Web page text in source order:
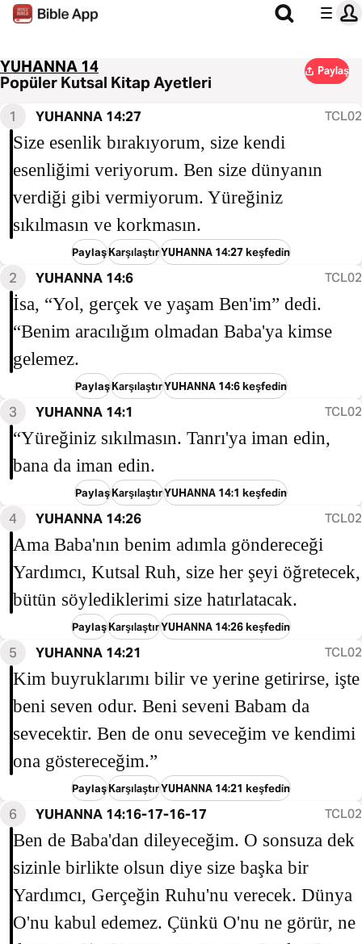
YUHANNA 14
Popüler Kutsal Kitap Ayetleri
Paylaş
1 YUHANNA 14:27 TCL02
Size esenlik bırakıyorum, size kendi
esenliğimi veriyorum. Ben size dünyanın
verdiği gibi vermiyorum. Yüreğiniz
sıkılmasın ve korkmasın.
PaylaşKarşılaştırYUHANNA 14:27 keşfedin
2 YUHANNA 14:6 TCL02
İsa, “Yol, gerçek ve yaşam Ben'im” dedi.
“Benim aracılığım olmadan Baba'ya kimse
gelemez.
PaylaşKarşılaştırYUHANNA 14:6 keşfedin
3 YUHANNA 14:1 TCL02
“Yüreğiniz sıkılmasın. Tanrı'ya iman edin,
bana da iman edin.
PaylaşKarşılaştırYUHANNA 14:1 keşfedin
4 YUHANNA 14:26 TCL02
Ama Baba'nın benim adımla göndereceği
Yardımcı, Kutsal Ruh, size her şeyi öğretecek,
bütün söylediklerimi size hatırlatacak.
PaylaşKarşılaştırYUHANNA 14:26 keşfedin
5 YUHANNA 14:21 TCL02
Kim buyruklarımı bilir ve yerine getirirse, işte
beni seven odur. Beni seveni Babam da
sevecektir. Ben de onu seveceğim ve kendimi
ona göstereceğim.”
PaylaşKarşılaştırYUHANNA 14:21 keşfedin
6 YUHANNA 14:16-17-16-17 TCL02
Ben de Baba'dan dileyeceğim. O sonsuza dek
sizinle birlikte olsun diye size başka bir
Yardımcı, Gerçeğin Ruhu'nu verecek. Dünya
O'nu kabul edemez. Çünkü O'nu ne görür, ne